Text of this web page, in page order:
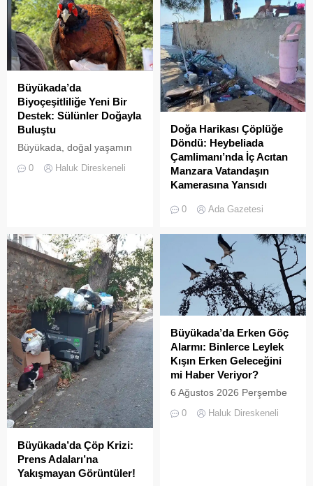
tanımlamak için erken.
Ancak Türkiye açısından
önemli olan, Ankara’nın aynı
anda NATO üyesi olması,
Suudi Arabistan ve
ilişkilerini geliştirmesi ve
İran’la yaklaşık dört yüzyıllık
bir...
Denetimsizliğin ve aşırı
hızın son kurbanları ise
beslenmek için sahile inen
yavru martılar oldu. Adada
yaşayan gönüllü bir
avukatın çabalarıyla yargıya
taşınan olaylar, adalardaki
denetim zafiyetini bir kez
daha gözler önüne serdi.
Denizlerdeki biyoçeşitliliğin
insan...
Büyükada’da
Biyoçeşitliliğe Yeni Bir
Destek: Sülünler Doğayla
Buluştu
Büyükada, doğal yaşamın
çeşitliliğin
Koruma ve Milli Parklar
(DKMP) Genel Müdürlüğü
tarafından Polonezköy
Sülün Üretim İstasyonu’nda
yetiştirilen yüzlerce sülün,
Temmuz 2026’da
Büyükada’nın ormanlık
alanlarında doğal yaşama
bırakıldı. Projenin temel
amacı, hem sülün
popülasyonunu...
0 Haluk Direskeneli
Doğa Harikası Çöplüğe
Döndü: Heybeliada
Çamlimanı’nda İç Acıtan
Manzara Vatandaşın
Kamerasına Yansıdı
Çamlimanı Koyu,
eksikliğinin kurbanı oldu.
Doğal güzelliğiyle bilinen
koyun her köşesinin çöple
dolduğu o anlar, bir
vatandaşın kamerasına
saniye saniye yansıdı.
Yeşille mavinin kucaklaştığı,
İstanbulluların nefes almak
için akın ettiği Heybeliada
Çamlimanı, bugünlerde
eşsiz manzarasıyla değil,
çevre felaketini andıran
kirliliğiyle gündemde. Bir
0 Ada Gazetesi
Büyükada’da Çöp Krizi:
Prens Adaları’na
Yakışmayan Görüntüler!
Büyükada’da Erken Göç
Alarmı: Binlerce Leylek
Kışın Erken Geleceğini
mi Haber Veriyor?
6 Ağustos 2026 Perşembe
günü öğle saatlerinde, saat
14:00 sularında Büyükada
0 Haluk Direskeneli